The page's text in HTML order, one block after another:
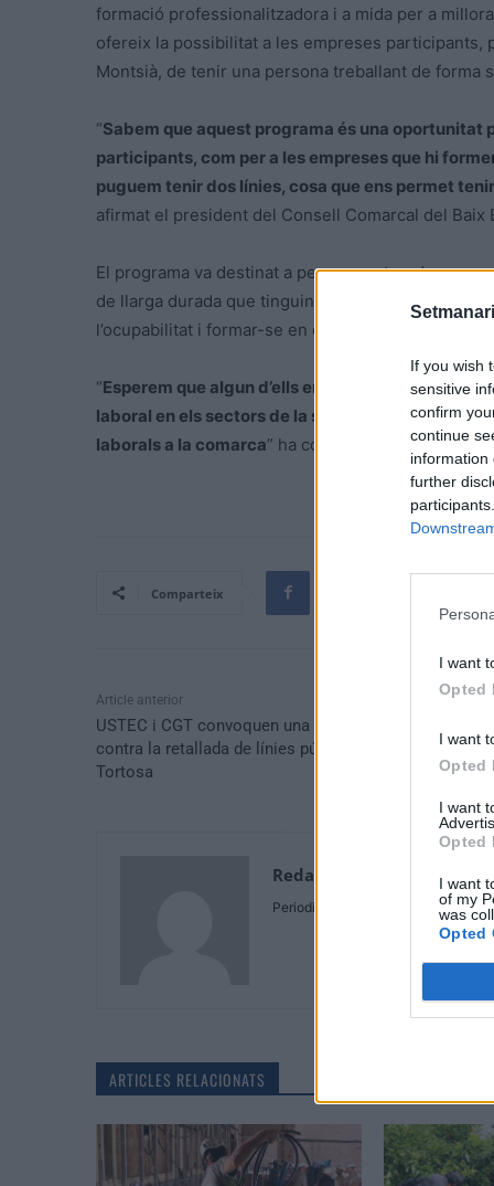
If you wish
sensitive
confirm
continue
information
further
I want
Opted
I want
Opted
I want
Opted
I want
of my
was
Opted
formació professionalitzadora i a mida per a
ofereix la possibilitat a les empreses
Montsià, de tenir una persona treballant de forma
“Sabem que aquest programa és una
participants, com per a les empreses que hi
puguem tenir dos línies, cosa que ens permet
afirmat el president del Consell Comarcal del Baix
El programa va destinat a persones aturades,
de llarga durada que tinguin més de 45 anys i
l’ocupabilitat i formar-se en dos sectors claus a la
“Esperem que algun d’ells encaixin a les
laboral en els sectors de la soldadura i del
laborals a la comarca” ha conclòs el president,
Comparteix
Article anterior
USTEC i CGT convoquen una marxa lenta per protestar
contra la retallada de línies públiques a les escoles
Tortosa
Redaccio
Periodistes
ARTICLES RELACIONATS